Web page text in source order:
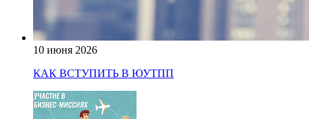
10 июня 2026
КАК ВСТУПИТЬ В ЮУТПП